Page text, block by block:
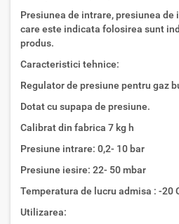
Presiunea de intrare, presiunea de
care este indicata folosirea sunt
produs.
Caracteristici tehnice:
Regulator de presiune pentru gaz
Dotat cu supapa de presiune.
Calibrat din fabrica 7 kg h
Presiune intrare: 0,2- 10 bar
Presiune iesire: 22- 50 mbar
Temperatura de lucru admisa : -20
Utilizarea: